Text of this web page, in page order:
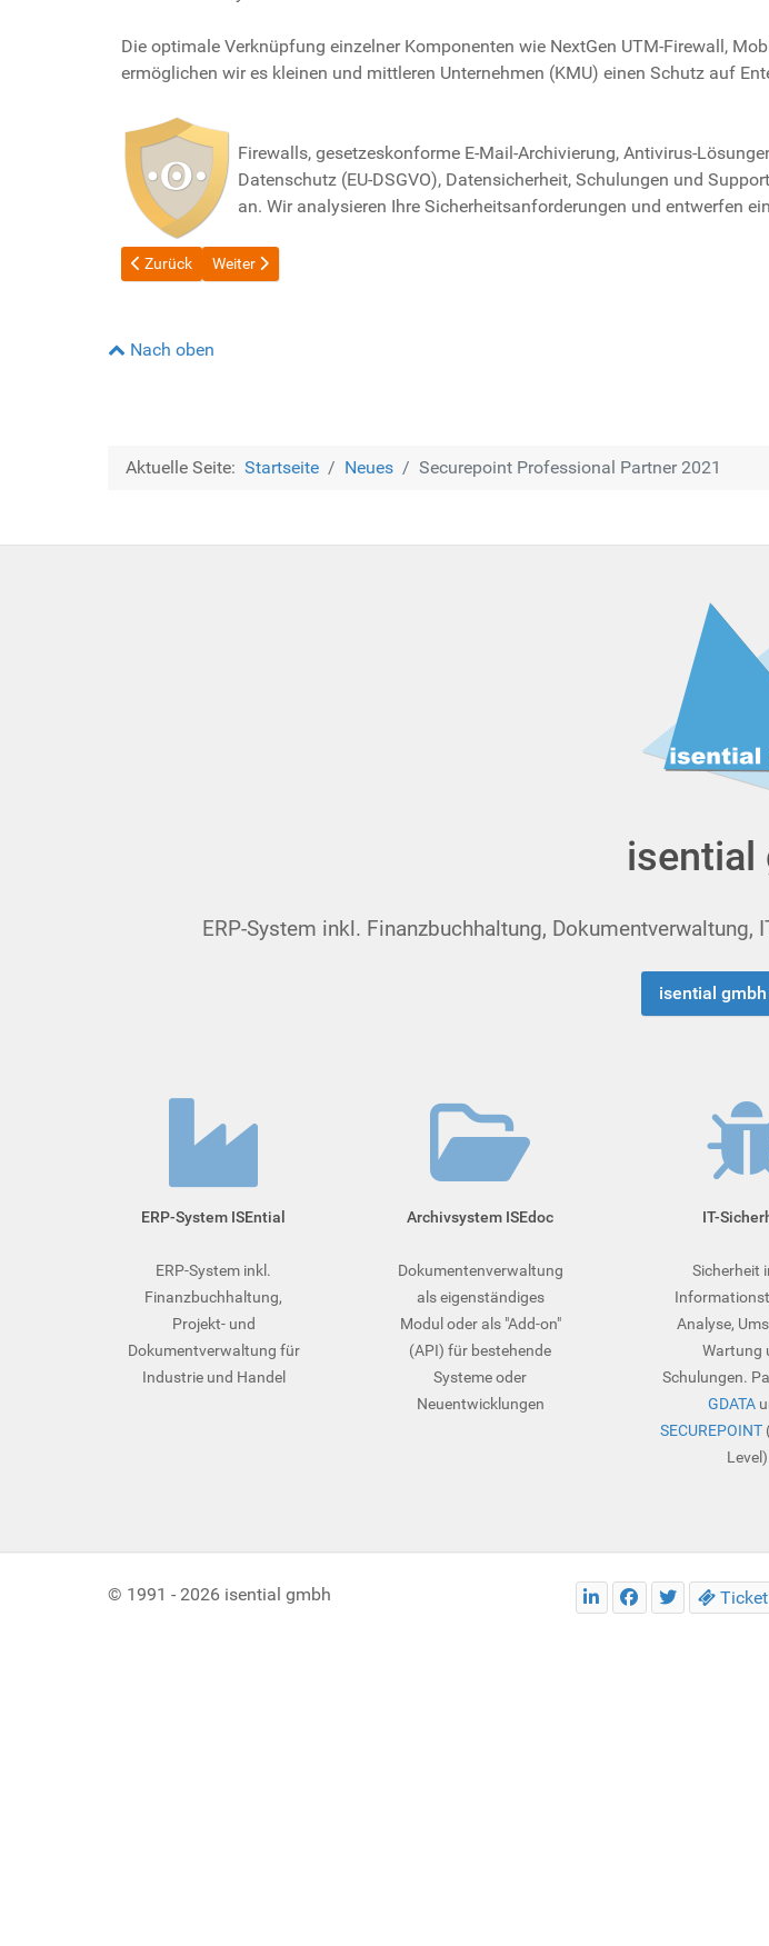
Die optimale Verknüpfung einzelner Komponenten wie NextGen UTM-Firewall,
ermöglichen wir es kleinen und mittleren Unternehmen (KMU) einen Schutz auf
Firewalls, gesetzeskonforme E-Mail-Archivierung, Antivirus-
Datenschutz (EU-DSGVO), Datensicherheit, Schulungen und
an. Wir analysieren Ihre Sicherheitsanforderungen und entwerfen
Vorheriger Beitrag: Kritische Schwachstelle in log4j
Zurück Nächster Beitrag: Vorsicht: Immer mehr infizierte MS-Office-Dateien im Umlauf
Weiter
Nach oben
Aktuelle Seite: Startseite Neues Securepoint Professional Partner 2021
isential
ERP-System inkl. Finanzbuchhaltung, Dokumentverwaltung,
isential
ERP-System ISEntial
ERP-System inkl.
Finanzbuchhaltung,
Projekt- und
Dokumentverwaltung für
Industrie und Handel
Archivsystem ISEdoc
Dokumentenverwaltung
als eigenständiges
Modul oder als "Add-on"
(API) für bestehende
Systeme oder
Neuentwicklungen
IT-
Sicherheit
Analyse,
Wartung
Schulungen.
GDATA
SECUREPOINT
Level)
© 1991 - 2026 isential gmbh Ticket